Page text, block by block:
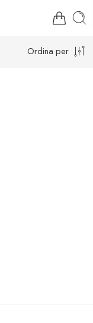
Ordina per